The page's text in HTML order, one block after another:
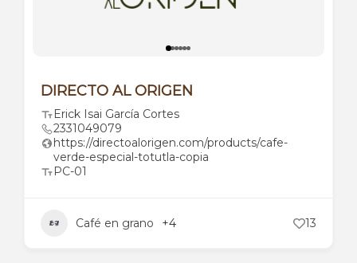
DIRECTO AL ORIGEN
Erick Isai García Cortes
2331049079
https://directoalorigen.com/products/cafe-
verde-especial-totutla-copia
PC-01
Café en grano +4 13